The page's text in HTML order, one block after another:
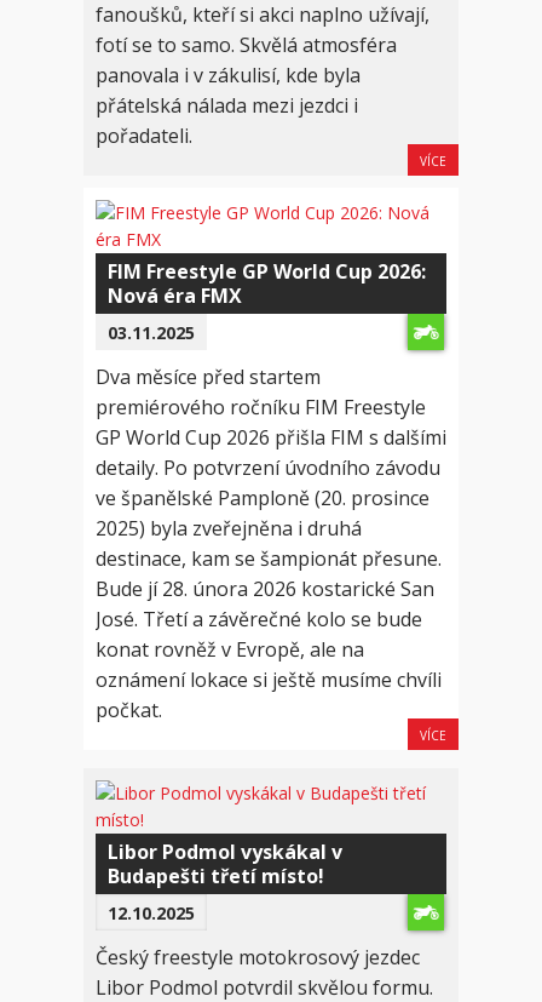
fanoušků, kteří si akci naplno užívají,
fotí se to samo. Skvělá atmosféra
panovala i v zákulisí, kde byla
přátelská nálada mezi jezdci i
pořadateli.
VÍCE
FIM Freestyle GP World Cup 2026:
Nová éra FMX
03.11.2025
Dva měsíce před startem
premiérového ročníku FIM Freestyle
GP World Cup 2026 přišla FIM s dalšími
detaily. Po potvrzení úvodního závodu
ve španělské Pamploně (20. prosince
2025) byla zveřejněna i druhá
destinace, kam se šampionát přesune.
Bude jí 28. února 2026 kostarické San
José. Třetí a závěrečné kolo se bude
konat rovněž v Evropě, ale na
oznámení lokace si ještě musíme chvíli
počkat.
VÍCE
Libor Podmol vyskákal v
Budapešti třetí místo!
12.10.2025
Český freestyle motokrosový jezdec
Libor Podmol potvrdil skvělou formu.